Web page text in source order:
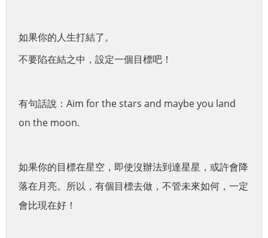
如果你的人生打結了。
不要陷在結之中，設定一個目標吧！
有句話說：Aim for the stars and maybe you land
on the moon.
如果你的目標在星空，即使沒辦法到達星星，或許會降
落在月亮。所以，有個目標去做，不管未來如何，一定
會比現在好！